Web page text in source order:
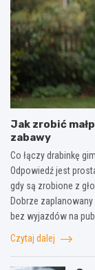
Jak zrobić
zabawy
Co łączy drabinkę
Odpowiedź jest
gdy są zrobione z
Dobrze
bez wyjazdów na
Czytaj dalej